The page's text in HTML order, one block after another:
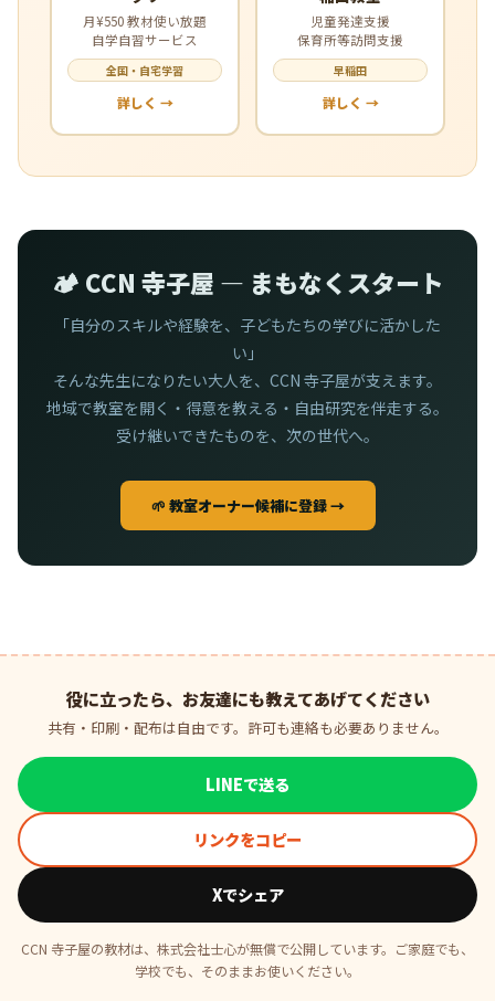
月¥550 教材使い放題
自学自習サービス
全国・自宅学習
詳しく →
児童発達支援
保育所等訪問支援
早稲田
詳しく →
🏕️ CCN 寺子屋 — まもなくスタート
「自分のスキルや経験を、子どもたちの学びに活かした
い」
そんな先生になりたい大人を、CCN 寺子屋が支えます。
地域で教室を開く・得意を教える・自由研究を伴走する。
受け継いできたものを、次の世代へ。
🌱 教室オーナー候補に登録 →
役に立ったら、お友達にも教えてあげてください
共有・印刷・配布は自由です。許可も連絡も必要ありません。
LINEで送る
リンクをコピー
Xでシェア
CCN 寺子屋の教材は、株式会社士心が無償で公開しています。ご家庭でも、
学校でも、そのままお使いください。